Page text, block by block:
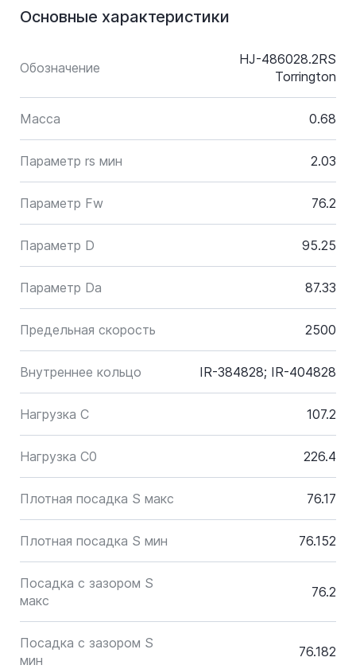
Основные характеристики
Обозначение
HJ-486028.2RS
Torrington
Масса 0.68
Параметр rs мин 2.03
Параметр Fw 76.2
Параметр D 95.25
Параметр Da 87.33
Предельная скорость 2500
Внутреннее кольцо IR-384828; IR-404828
Нагрузка C 107.2
Нагрузка C0 226.4
Плотная посадка S макс 76.17
Плотная посадка S мин 76.152
Посадка с зазором S
макс
76.2
Посадка с зазором S
мин
76.182